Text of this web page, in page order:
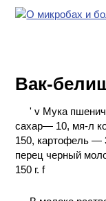
ВРЕДНЫЕ
ФАКТОРЫ
Вак-
' v Мука
сахар— 10, мя-л
150, картофель —
перец черный
150 г. f